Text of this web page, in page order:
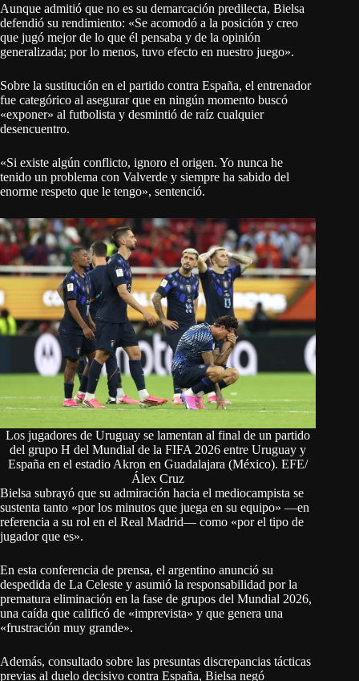
Aunque admitió que no es su demarcación predilecta, Bielsa
defendió su rendimiento: «Se acomodó a la posición y creo
que jugó mejor de lo que él pensaba y de la opinión
generalizada; por lo menos, tuvo efecto en nuestro juego».
Sobre la sustitución en el partido contra España, el entrenador
fue categórico al asegurar que en ningún momento buscó
«exponer» al futbolista y desmintió de raíz cualquier
desencuentro.
«Si existe algún conflicto, ignoro el origen. Yo nunca he
tenido un problema con Valverde y siempre ha sabido del
enorme respeto que le tengo», sentenció.
Los jugadores de Uruguay se lamentan al final de un partido
del grupo H del Mundial de la FIFA 2026 entre Uruguay y
España en el estadio Akron en Guadalajara (México). EFE/
Álex Cruz
Bielsa subrayó que su admiración hacia el mediocampista se
sustenta tanto «por los minutos que juega en su equipo» —en
referencia a su rol en el Real Madrid— como «por el tipo de
jugador que es».
En esta conferencia de prensa, el argentino anunció su
despedida de La Celeste y asumió la responsabilidad por la
prematura eliminación en la fase de grupos del Mundial 2026,
una caída que calificó de «imprevista» y que genera una
«frustración muy grande».
Además, consultado sobre las presuntas discrepancias tácticas
previas al duelo decisivo contra España, Bielsa negó